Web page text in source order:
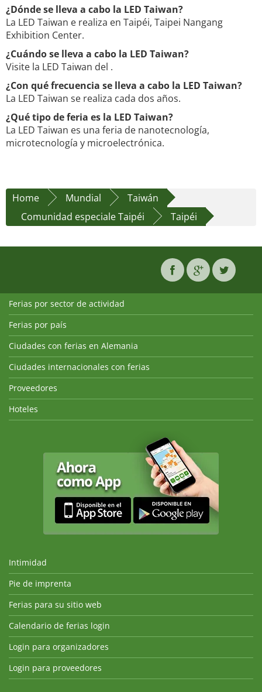
¿Dónde se lleva a cabo la LED Taiwan?
La LED Taiwan e realiza en Taipéi, Taipei Nangang
Exhibition Center.
¿Cuándo se lleva a cabo la LED Taiwan?
Visite la LED Taiwan del .
¿Con qué frecuencia se lleva a cabo la LED Taiwan?
La LED Taiwan se realiza cada dos años.
¿Qué tipo de feria es la LED Taiwan?
La LED Taiwan es una feria de nanotecnología,
microtecnología y microelectrónica.
Home Mundial
Taiwán
Comunidad especiale Taipéi
Taipéi
Ferias por sector de actividad
Ferias por país
Ciudades con ferias en Alemania
Ciudades internacionales con ferias
Proveedores
Hoteles
Intimidad
Pie de imprenta
Ferias para su sitio web
Calendario de ferias login
Login para organizadores
Login para proveedores